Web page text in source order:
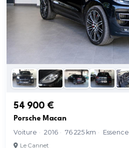
54 900 €
Porsche Macan
Voiture · 2016 · 76 225 km · Essence
Le Cannet